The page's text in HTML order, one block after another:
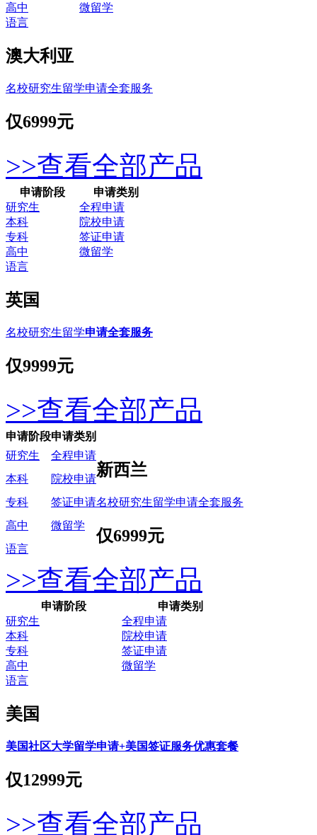
高中
微留学
语言
澳大利亚
名校研究生留学申请全套服务
仅6999元
>>查看全部产品
申请阶段
申请类别
研究生
全程申请
本科
院校申请
专科
签证申请
高中
微留学
语言
英国
名校研究生留学申请全套服务
仅9999元
>>查看全部产品
申请阶段申请类别
研究生
全程申请
新西兰
名校研究生留学申请全套服务
仅6999元
本科
院校申请
专科
签证申请
高中
微留学
语言
>>查看全部产品
申请阶段
申请类别
研究生
全程申请
本科
院校申请
专科
签证申请
高中
微留学
语言
美国
美国社区大学留学申请+美国签证服务优惠套餐
仅12999元
>>查看全部产品